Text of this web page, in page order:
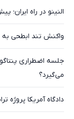
النینو در راه
واکنش تند ابطحی به
جلسه اضطراری
می‌گیرد؟
دادگاه آمریکا پروژه